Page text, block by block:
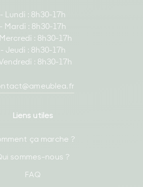
- Lundi : 8h30-17h
- Mardi : 8h30-17h
: 8h30-17h
- Jeudi : 8h30-17h
: 8h30-17h
Liens utiles
ça marche ?
sommes-nous ?
FAQ